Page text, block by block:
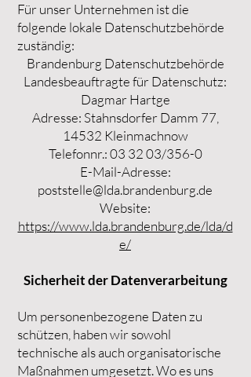
Für unser Unternehmen ist die
folgende lokale Datenschutzbehörde
zuständig:
Brandenburg Datenschutzbehörde
Landesbeauftragte für Datenschutz:
Dagmar Hartge
Adresse: Stahnsdorfer Damm 77,
14532 Kleinmachnow
Telefonnr.: 03 32 03/356-0
E-Mail-Adresse:
poststelle@lda.brandenburg.de
Website:
https://www.lda.brandenburg.de/lda/d
e/
Sicherheit der Datenverarbeitung
Um personenbezogene Daten zu
schützen, haben wir sowohl
technische als auch organisatorische
Maßnahmen umgesetzt. Wo es uns